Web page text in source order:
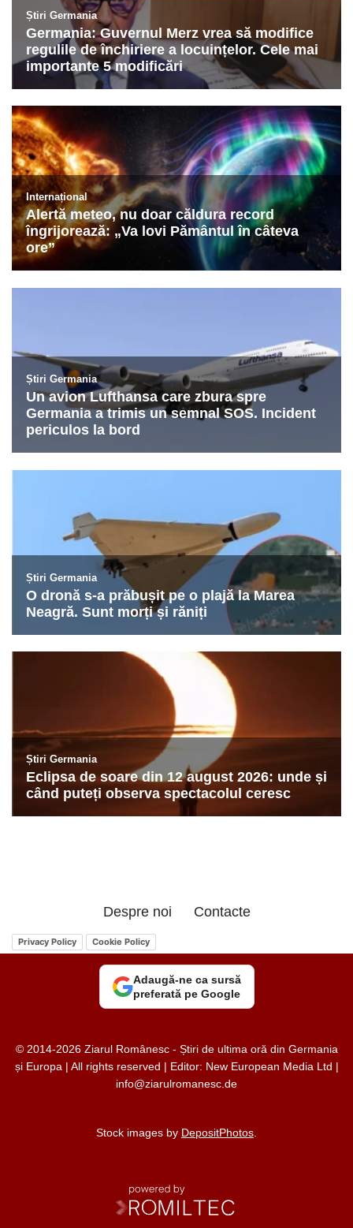
Despre noi Contacte
Privacy Policy Cookie Policy
Adaugă-ne ca sursă
preferată pe Google
© 2014-2026 Ziarul Românesc - Știri de ultima oră din Germania
și Europa | All rights reserved | Editor: New European Media Ltd |
info@ziarulromanesc.de
Stock images by DepositPhotos